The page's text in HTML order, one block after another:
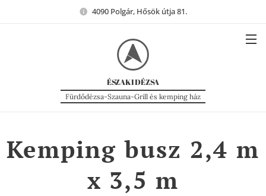
4090 Polgár, Hősök útja 81.
ÉSZAKIDÉZSA
Fürdődézsa-Szauna-Grill és kemping ház
Kemping busz 2,4 m
x 3,5 m